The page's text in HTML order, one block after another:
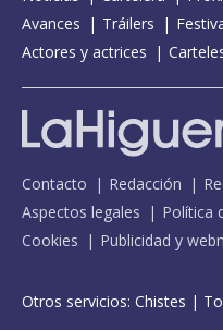
Avances
Tráilers
Actores y actrices
Contacto Redacción
Aspectos legales
Política
Cookies
Publicidad y
Otros servicios: Chistes |